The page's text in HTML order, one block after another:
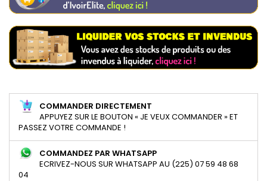
COMMANDER DIRECTEMENT
APPUYEZ SUR LE BOUTON « JE VEUX COMMANDER » ET
PASSEZ VOTRE COMMANDE !
COMMANDEZ PAR WHATSAPP
ECRIVEZ-NOUS SUR WHATSAPP AU (225) 07 59 48 68
04